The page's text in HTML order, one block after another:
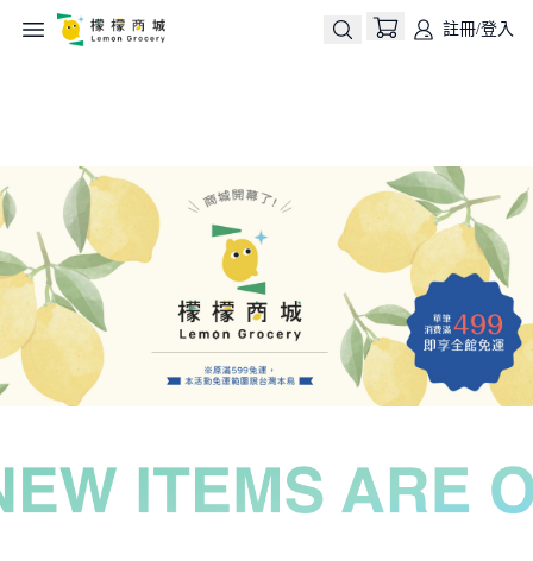
註冊/登入
生活用品 永續公益ESG 美味時光